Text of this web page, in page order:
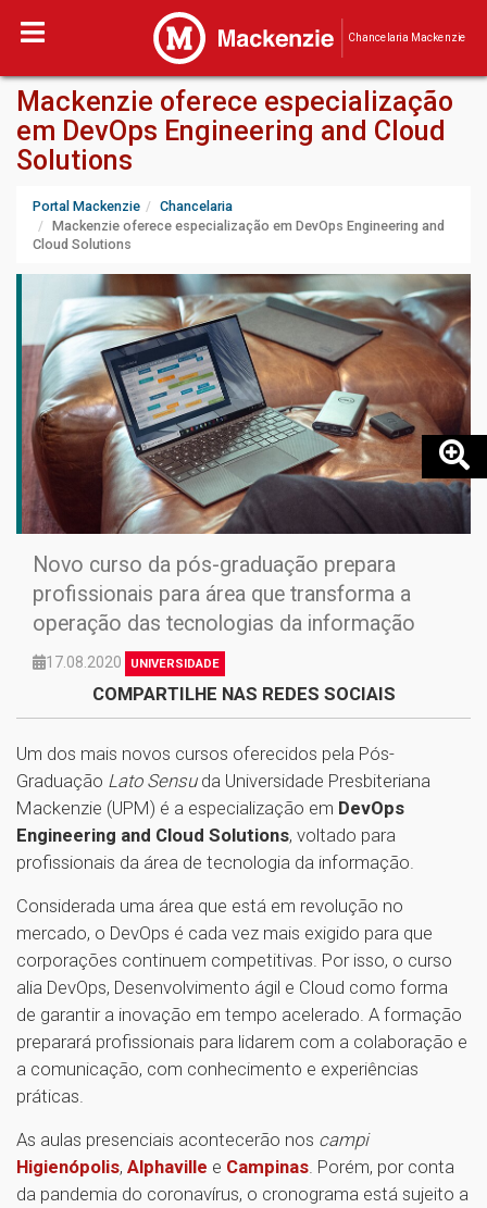
Chancelaria Mackenzie
Mackenzie oferece especialização
em DevOps Engineering and Cloud
Solutions
Portal Mackenzie
Chancelaria
Mackenzie oferece especialização em DevOps Engineering and
Cloud Solutions
Novo curso da pós-graduação prepara
profissionais para área que transforma a
operação das tecnologias da informação
17.08.2020 UNIVERSIDADE
COMPARTILHE NAS REDES SOCIAIS
Um dos mais novos cursos oferecidos pela Pós-
Graduação Lato Sensuda Universidade Presbiteriana
Mackenzie (UPM) é a especialização em DevOps
Engineering and Cloud Solutions, voltado para
profissionais da área de tecnologia da informação.
Considerada uma área que está em revolução no
mercado, o DevOps é cada vez mais exigido para que
corporações continuem competitivas. Por isso, o curso
alia DevOps, Desenvolvimento ágil e Cloud como forma
de garantir a inovação em tempo acelerado. A formação
preparará profissionais para lidarem com a colaboração e
a comunicação, com conhecimento e experiências
práticas.
As aulas presenciais acontecerão nos campi
Higienópolis, Alphaville e Campinas . Porém, por conta
da pandemia do coronavírus, o cronograma está sujeito a